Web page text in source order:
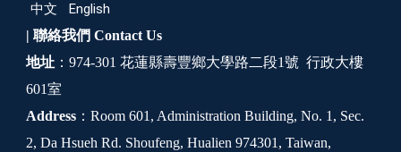
中文 English
| 聯絡我們 Contact Us
地址 ：974-301 花蓮縣壽豐鄉大學路二段1號 行政大樓
601室
Address ：Room 601, Administration Building, No. 1, Sec.
2, Da Hsueh Rd. Shoufeng, Hualien 974301, Taiwan,